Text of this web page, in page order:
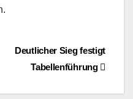
Deutlicher Sieg festigt
Tabellenführung